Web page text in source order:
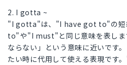
2. I gotta ~
"I gotta"は、"I have got to"の短
to"や"I must"と同じ意味を表しま
ならない」という意味に近いです
たい時に代用して使える表現です